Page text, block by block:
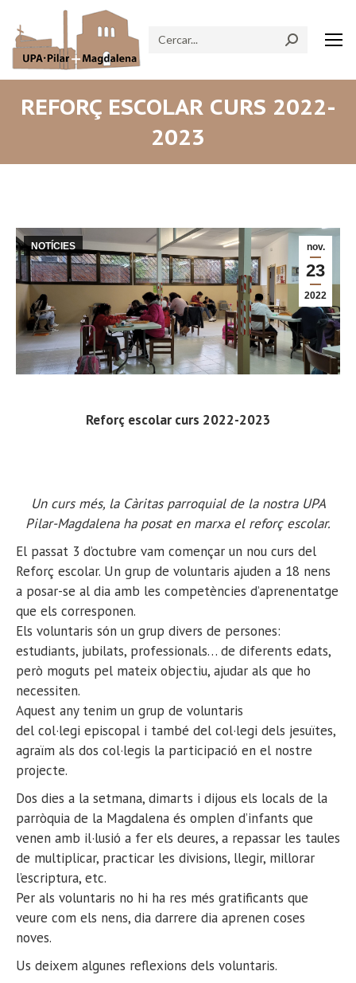
Search:
REFORÇ ESCOLAR CURS 2022-
2023
nov.
23
2022
NOTÍCIES
Reforç escolar curs 2022-2023
Un curs més, la Càritas parroquial de la nostra UPA
Pilar-Magdalena ha posat en marxa el reforç escolar.
El passat 3 d’octubre vam començar un nou curs del
Reforç escolar. Un grup de voluntaris ajuden a 18 nens
a posar-se al dia amb les competències d’aprenentatge
que els corresponen.
Els voluntaris són un grup divers de persones:
estudiants, jubilats, professionals… de diferents edats,
però moguts pel mateix objectiu, ajudar als que ho
necessiten.
Aquest any tenim un grup de voluntaris
del col·legi episcopal i també del col·legi dels jesuïtes,
agraïm als dos col·legis la participació en el nostre
projecte.
Dos dies a la setmana, dimarts i dijous els locals de la
parròquia de la Magdalena és omplen d’infants que
venen amb il·lusió a fer els deures, a repassar les taules
de multiplicar, practicar les divisions, llegir, millorar
l’escriptura, etc.
Per als voluntaris no hi ha res més gratificants que
veure com els nens, dia darrere dia aprenen coses
noves.
Us deixem algunes reflexions dels voluntaris.